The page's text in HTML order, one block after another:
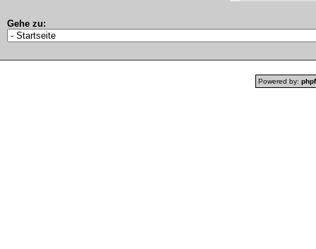
Gehe zu:
Powered by: